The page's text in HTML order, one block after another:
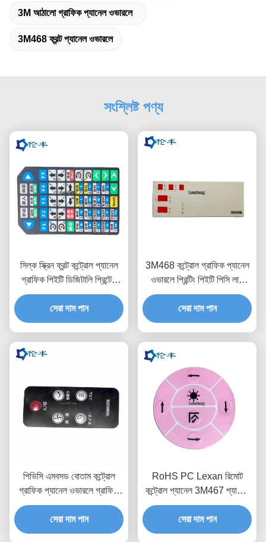
3M আঠালো গ্রাফিক প্যানেল ওভারলে
3M468 ফ্রন্ট প্যানেল ওভারলে
সংশ্লিষ্ট পণ্য
সিল্ক স্ক্রিন ফ্রন্ট কন্ট্রোল প্যানেল
গ্রাফিক পিইটি ডিজিটালি প্রিন্টেড
ওভারলে
সেরা দাম পান
3M468 কন্ট্রোল গ্রাফিক প্যানেল
ওভারলে প্রিন্টিং পিইটি পিসি লাল
স্বচ্ছ
সেরা দাম পান
পিভিসি এমবসড বোতাম কন্ট্রোল
গ্রাফিক প্যানেল ওভারলে গ্রাফিক
পিইটি পিসি
সেরা দাম পান
RoHS PC Lexan রিমোট
কন্ট্রোল প্যানেল 3M467 প্যান্টোন
পলিকার্বোনেট গ্রাফিক ওভারলে
সেরা দাম পান